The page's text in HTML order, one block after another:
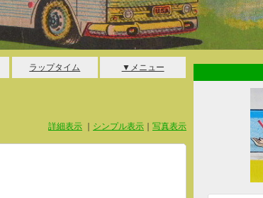
ラップタイム ▼メニュー
詳細表示 シンプル表示 写真表示